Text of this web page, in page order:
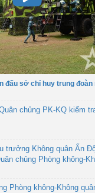
đấu sở chỉ huy trung đoàn
chủng PK-KQ kiểm
trưởng Không quân Ấn
chủng Phòng không-
Phòng không-Không